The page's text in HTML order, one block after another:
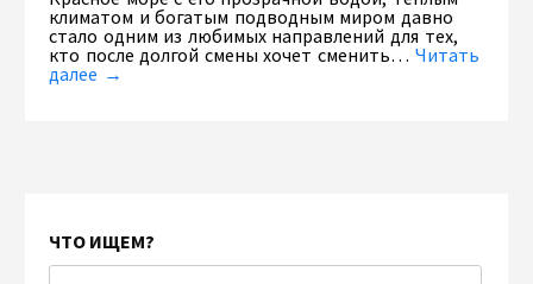
климатом и богатым подводным миром давно
стало одним из любимых направлений для тех,
кто после долгой смены хочет сменить… Читать
далее →
ЧТО ИЩЕМ?